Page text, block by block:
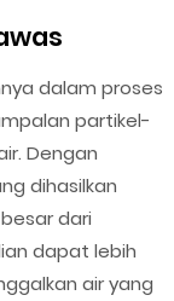
dalam proses
partikel-
Dengan
dihasilkan
dari
dapat lebih
air yang